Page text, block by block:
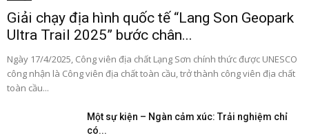
Giải chạy địa hình quốc tế “Lang Son Geopark
Ultra Trail 2025” bước chân...
Ngày 17/4/2025, Công viên địa chất Lạng Sơn chính thức được UNESCO
công nhận là Công viên địa chất toàn cầu, trở thành công viên địa chất
toàn cầu...
Một sự kiện – Ngàn cảm xúc: Trải nghiệm chỉ
có...